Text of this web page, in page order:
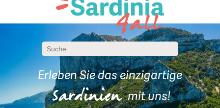
Erleben Sie das einzigartige
Sardinienmit uns!